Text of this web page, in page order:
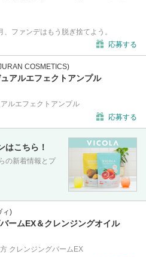
、ファンデはもう脱ぎ捨てよう。
応募する
COSMETICS)
アルエフェクトアンプル
ルエフェクトアンプル
応募する
はこちら！
の新着情報とプ
ィ)
ームEX＆クレンジングオイル
クレンジングバームEX